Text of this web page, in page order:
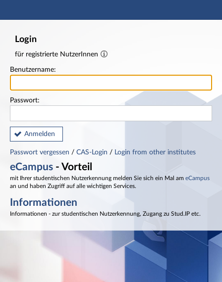
Hauptnavigation
Login
für registrierte NutzerInnen
Benutzername:
Passwort:
Anmelden
Passwort vergessen / CAS-Login / Login from other institutes
eCampus - Vorteil
mit Ihrer studentischen Nutzerkennung melden Sie sich ein Mal am eCampus
an und haben Zugriff auf alle wichtigen Services.
Informationen
Informationen - zur studentischen Nutzerkennung, Zugang zu Stud.IP etc.